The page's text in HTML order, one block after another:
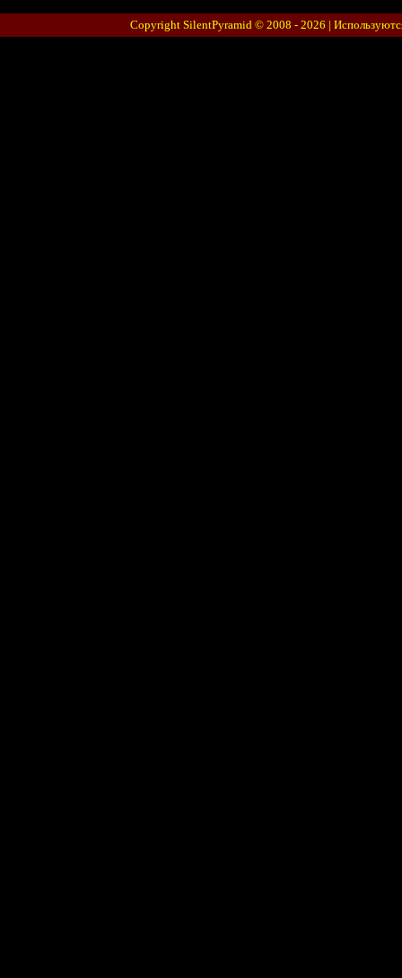
Copyright SilentPyramid © 2008 - 2026 |